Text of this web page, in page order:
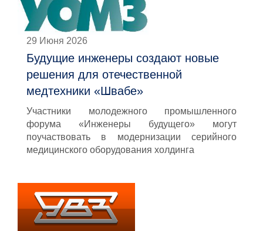
29 Июня 2026
Будущие инженеры создают новые
решения для отечественной
медтехники «Швабе»
Участники молодежного промышленного
форума «Инженеры будущего» могут
поучаствовать в модернизации серийного
медицинского оборудования холдинга